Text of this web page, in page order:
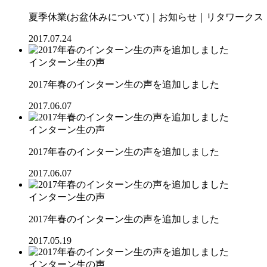
夏季休業(お盆休みについて)｜お知らせ｜リタワークス
2017.07.24
インターン生の声
2017年春のインターン生の声を追加しました
2017.06.07
インターン生の声
2017年春のインターン生の声を追加しました
2017.06.07
インターン生の声
2017年春のインターン生の声を追加しました
2017.05.19
インターン生の声